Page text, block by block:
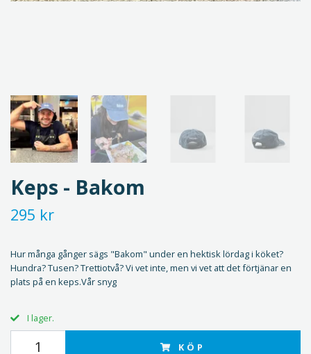
Keps - Bakom
295 kr
Hur många gånger sägs "Bakom" under en hektisk lördag i köket?
Hundra? Tusen? Trettiotvå? Vi vet inte, men vi vet att det förtjänar en
plats på en keps.Vår snyg
I lager.
KÖP